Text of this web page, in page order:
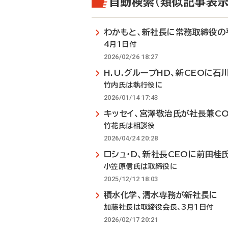
わかもと、新社長に常務取締役の
4月1日付
2026/02/26 18:27
H.U.グループHD、新CEOに石
竹内氏は執行役に
2026/01/14 17:43
キッセイ、宮澤敬治氏が社長兼
竹花氏は相談役
2026/04/24 20:28
ロシュ・D、新社長CEOに前田桂
小笠原信氏は取締役に
2025/12/12 18:03
積水化学、清水専務が新社長に
加藤社長は取締役会長、3月1日付
2026/02/17 20:21